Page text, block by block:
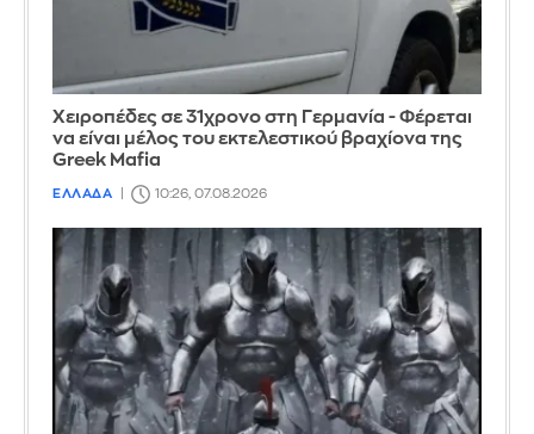
Χειροπέδες σε 31χρονο στη Γερμανία - Φέρεται
να είναι μέλος του εκτελεστικού βραχίονα της
Greek Mafia
ΕΛΛΑΔΑ 10:26, 07.08.2026